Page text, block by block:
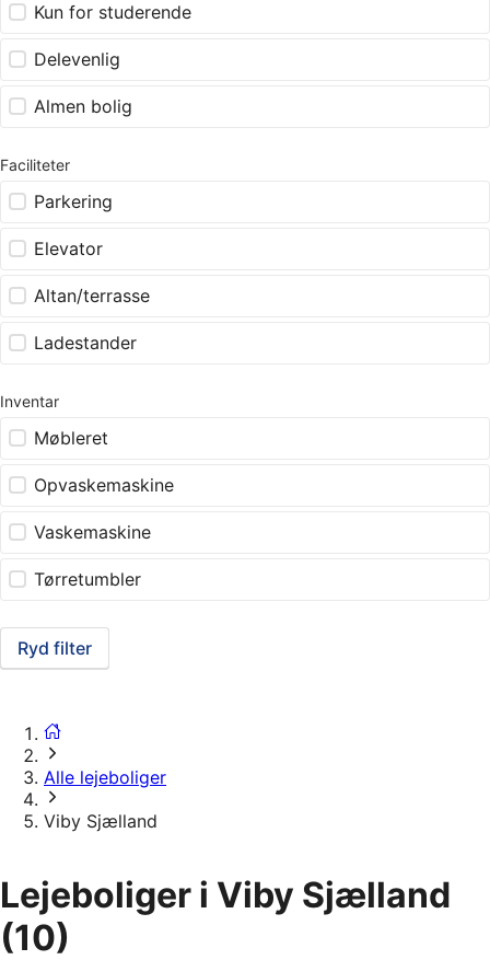
Kun for studerende
Delevenlig
Almen bolig
Faciliteter
Parkering
Elevator
Altan/terrasse
Ladestander
Inventar
Møbleret
Opvaskemaskine
Vaskemaskine
Tørretumbler
Ryd filter
Alle lejeboliger
Viby Sjælland
Lejeboliger i Viby Sjælland
(10)